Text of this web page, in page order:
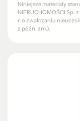
Niniejsze materiały
NIERUCHOMOŚCI Sp.
r. o zwalczaniu
z późn. zm.).